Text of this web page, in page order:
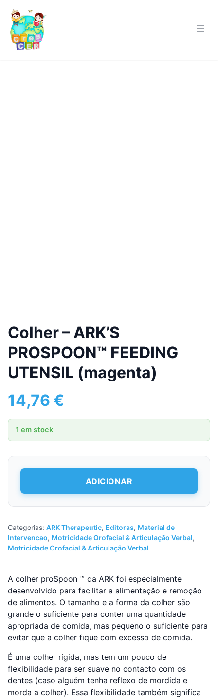
Colher – ARK’S
PROSPOON™ FEEDING
UTENSIL (magenta)
14,76 €
1 em stock
Quantidade
Colher
PROSPOON™
FEEDING
UTENSIL
ADICIONAR
Categorias: ARK Therapeutic, Editoras, Material de
Intervencao, Motricidade Orofacial & Articulação Verbal,
Motricidade Orofacial & Articulação Verbal
A colher proSpoon ™ da ARK foi especialmente
desenvolvido para facilitar a alimentação e remoção
de alimentos. O tamanho e a forma da colher são
grande o suficiente para conter uma quantidade
apropriada de comida, mas pequeno o suficiente para
evitar que a colher fique com excesso de comida.
É uma colher rígida, mas tem um pouco de
flexibilidade para ser suave no contacto com os
dentes (caso alguém tenha reflexo de mordida e
morda a colher). Essa flexibilidade também significa